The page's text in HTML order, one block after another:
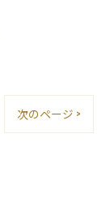
次のページ >